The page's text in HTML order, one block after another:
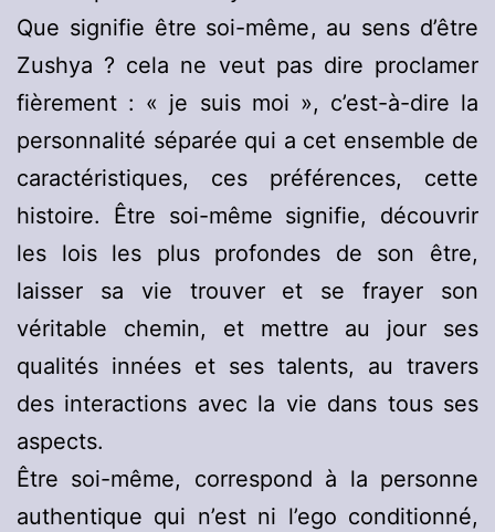
Que signifie être soi-même, au sens d’être
Zushya ? cela ne veut pas dire proclamer
fièrement : « je suis moi », c’est-à-dire la
personnalité séparée qui a cet ensemble de
caractéristiques, ces préférences, cette
histoire. Être soi-même signifie, découvrir
les lois les plus profondes de son être,
laisser sa vie trouver et se frayer son
véritable chemin, et mettre au jour ses
qualités innées et ses talents, au travers
des interactions avec la vie dans tous ses
aspects.
Être soi-même, correspond à la personne
authentique qui n’est ni l’ego conditionné,